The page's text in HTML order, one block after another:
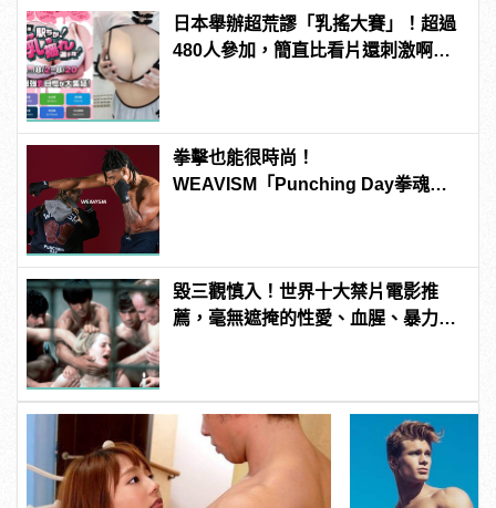
日本舉辦超荒謬「乳搖大賽」！超過
480人參加，簡直比看片還刺激啊！ |
拳擊也能很時尚！
WEAVISM「Punching Day拳魂」
毀三觀慎入！世界十大禁片電影推
薦，毫無遮掩的性愛、血腥、暴力、